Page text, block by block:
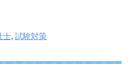
士, 試験対策